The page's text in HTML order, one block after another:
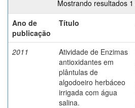
Mostrando resultados
Ano de
publicação
Título
2011
Atividade de Enzimas
antioxidantes em
plântulas de
algodoeiro herbáceo
irrigada com água
salina.